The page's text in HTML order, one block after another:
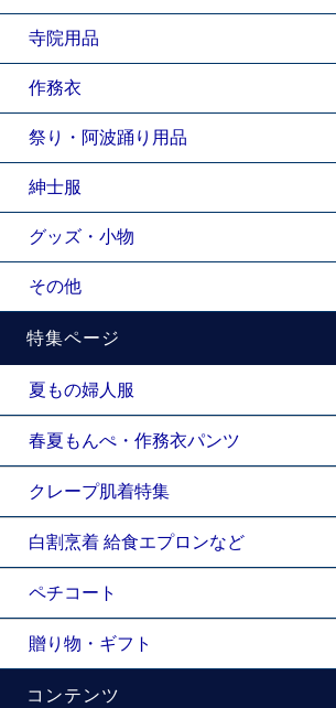
寺院用品
作務衣
祭り・阿波踊り用品
紳士服
グッズ・小物
その他
特集ページ
夏もの婦人服
春夏もんぺ・作務衣パンツ
クレープ肌着特集
白割烹着 給食エプロンなど
ペチコート
贈り物・ギフト
コンテンツ